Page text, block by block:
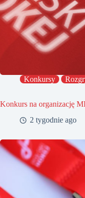
Konkursy
Konkurs na organizację
2 tygodnie ago